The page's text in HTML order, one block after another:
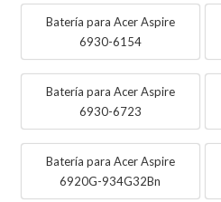
Batería para Acer Aspire
6930-6154
Batería para Acer Aspire
6930-6723
Batería para Acer Aspire
6920G-934G32Bn